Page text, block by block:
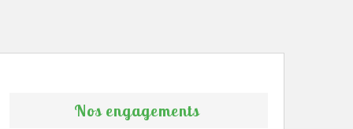
Nos engagements